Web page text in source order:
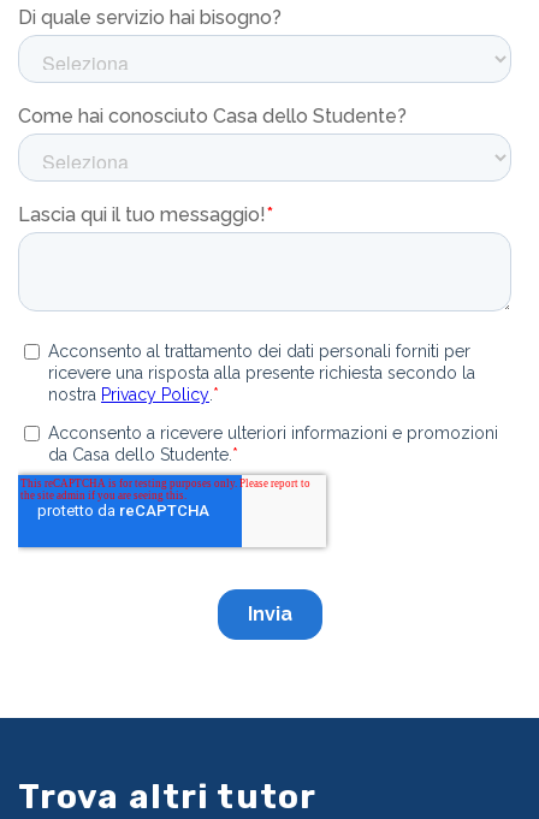
Trova altri tutor